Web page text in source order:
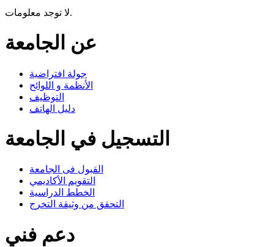
لا توجد معلومات.
عن الجامعة
جولة افتراضية
الأنظمة و اللوائح
التوظيف
دليل الهاتف
التسجيل في الجامعة
القبول فى الجامعة
التقويم الأكاديمي
الخطط الدراسية
التحقق من وثيقة التخرج
دعم فني